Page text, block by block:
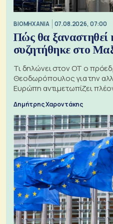
ΒΙΟΜΗΧΑΝΙΑ 07.08.2026, 07:00
Πώς θα ξαναστηθεί
συζητήθηκε στο
Τι δηλώνει στον ΟΤ ο
Θεοδωρόπουλος για την
Ευρώπη αντιμετωπίζει
Δημήτρης Χαροντάκης